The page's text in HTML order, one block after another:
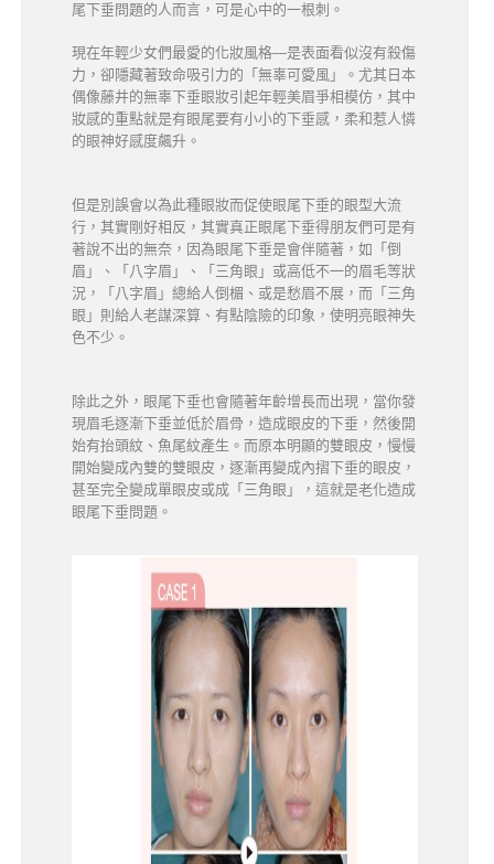
尾下垂問題的人而言，可是心中的一根刺。
現在年輕少女們最愛的化妝風格―是表面看似沒有殺傷
力，卻隱藏著致命吸引力的「無辜可愛風」。尤其日本
偶像藤井的無辜下垂眼妝引起年輕美眉爭相模仿，其中
妝感的重點就是有眼尾要有小小的下垂感，柔和惹人憐
的眼神好感度飆升。
但是別誤會以為此種眼妝而促使眼尾下垂的眼型大流
行，其實剛好相反，其實真正眼尾下垂得朋友們可是有
著說不出的無奈，因為眼尾下垂是會伴隨著，如「倒
眉」、「八字眉」、「三角眼」或高低不一的眉毛等狀
況，「八字眉」總給人倒楣、或是愁眉不展，而「三角
眼」則給人老謀深算、有點陰險的印象，使明亮眼神失
色不少。
除此之外，眼尾下垂也會隨著年齡增長而出現，當你發
現眉毛逐漸下垂並低於眉骨，造成眼皮的下垂，然後開
始有抬頭紋、魚尾紋產生。而原本明顯的雙眼皮，慢慢
開始變成內雙的雙眼皮，逐漸再變成內摺下垂的眼皮，
甚至完全變成單眼皮或成「三角眼」，這就是老化造成
眼尾下垂問題。